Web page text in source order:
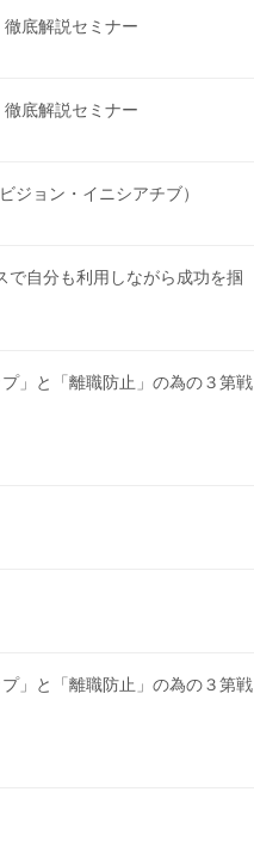
徹底解説セミナー
徹底解説セミナー
ジョン・イニシアチブ）
で自分も利用しながら成功を掴
」と「離職防止」の為の３第戦
」と「離職防止」の為の３第戦